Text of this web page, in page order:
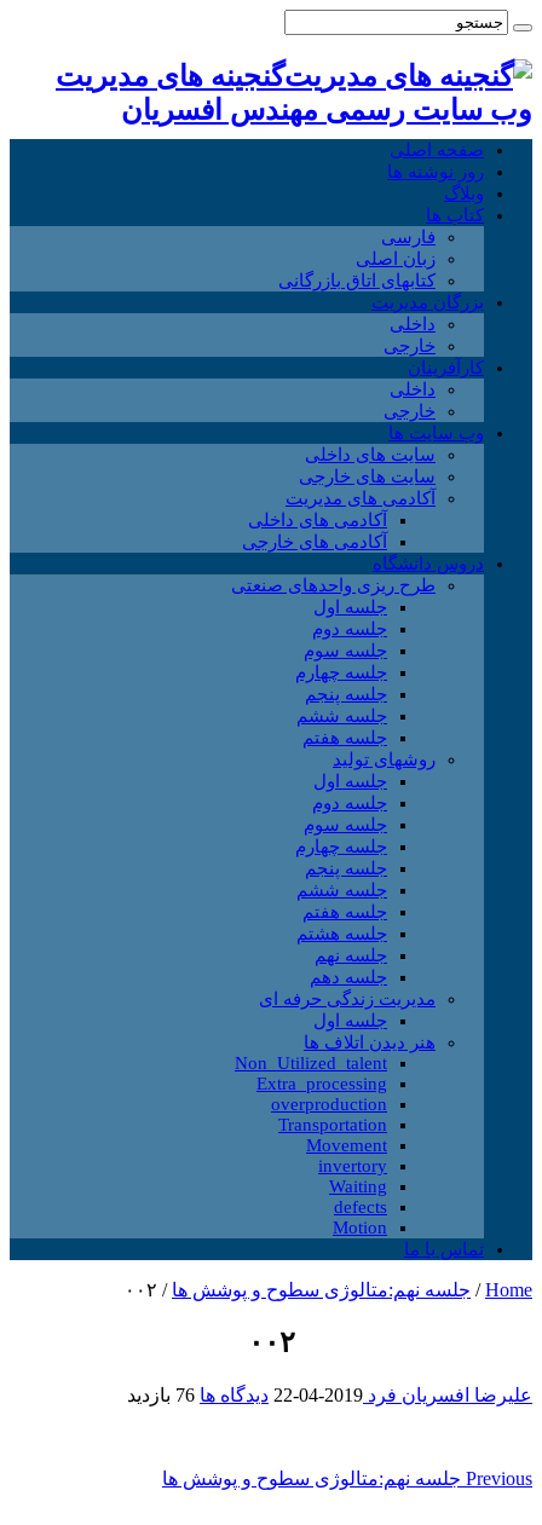
گنجینه های مدیریت
وب سایت رسمی مهندس افسریان
صفحه اصلی
روز نوشته ها
وبلاگ
کتاب ها
فارسی
زبان اصلی
کتابهای اتاق بازرگانی
بزرگان مدیریت
داخلی
خارجی
کارآفرینان
داخلی
خارجی
وب سایت ها
سایت های داخلی
سایت های خارجی
آکادمی های مدیریت
آکادمی های داخلی
آکادمی های خارجی
دروس دانشگاه
طرح ریزی واحدهای صنعتی
جلسه اول
جلسه دوم
جلسه سوم
جلسه چهارم
جلسه پنجم
جلسه ششم
جلسه هفتم
روشهای تولید
جلسه اول
جلسه دوم
جلسه سوم
جلسه چهارم
جلسه پنجم
جلسه ششم
جلسه هفتم
جلسه هشتم
جلسه نهم
جلسه دهم
مدیریت زندگی حرفه ای
جلسه اول
هنر دیدن اتلاف ها
Non_Utilized_talent
Extra_processing
overproduction
Transportation
Movement
invertory
Waiting
defects
Motion
تماس با ما
Home
/ جلسه نهم:متالوژی سطوح و پوشش ها / ۰۰۲
۰۰۲
علیرضا افسریان فرد 2019-04-22 دیدگاه ها 76 بازدید
Previous جلسه نهم:متالوژی سطوح و پوشش ها